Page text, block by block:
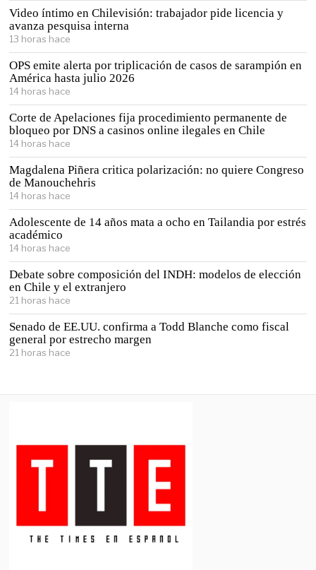
Video íntimo en Chilevisión: trabajador pide licencia y
avanza pesquisa interna
13 horas hace
OPS emite alerta por triplicación de casos de sarampión en
América hasta julio 2026
14 horas hace
Corte de Apelaciones fija procedimiento permanente de
bloqueo por DNS a casinos online ilegales en Chile
14 horas hace
Magdalena Piñera critica polarización: no quiere Congreso
de Manouchehris
14 horas hace
Adolescente de 14 años mata a ocho en Tailandia por estrés
académico
14 horas hace
Debate sobre composición del INDH: modelos de elección
en Chile y el extranjero
21 horas hace
Senado de EE.UU. confirma a Todd Blanche como fiscal
general por estrecho margen
21 horas hace